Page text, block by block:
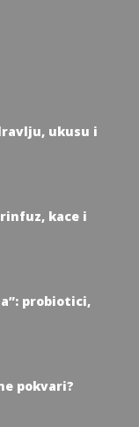
ukusu i
kace i
probiotici,
pokvari?